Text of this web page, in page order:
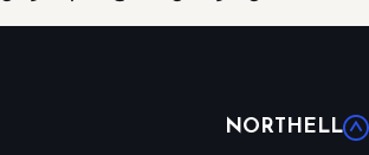
NORTHELL